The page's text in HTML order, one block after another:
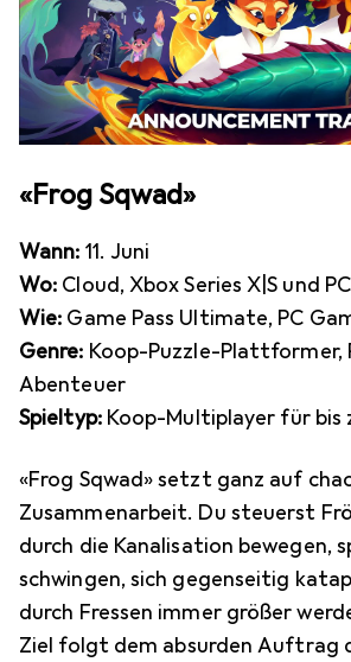
«Frog Sqwad»
Wann: 11. Juni
Wo: Cloud, Xbox Series X|S und PC
Wie: Game Pass Ultimate, PC
Genre: Koop-Puzzle-Plattformer,
Abenteuer
Spieltyp:Koop-Multiplayer für bis
«Frog Sqwad» setzt ganz auf
Zusammenarbeit. Du steuerst
durch die Kanalisation bewegen,
schwingen, sich gegenseitig
durch Fressen immer größer
Ziel folgt dem absurden Auftrag